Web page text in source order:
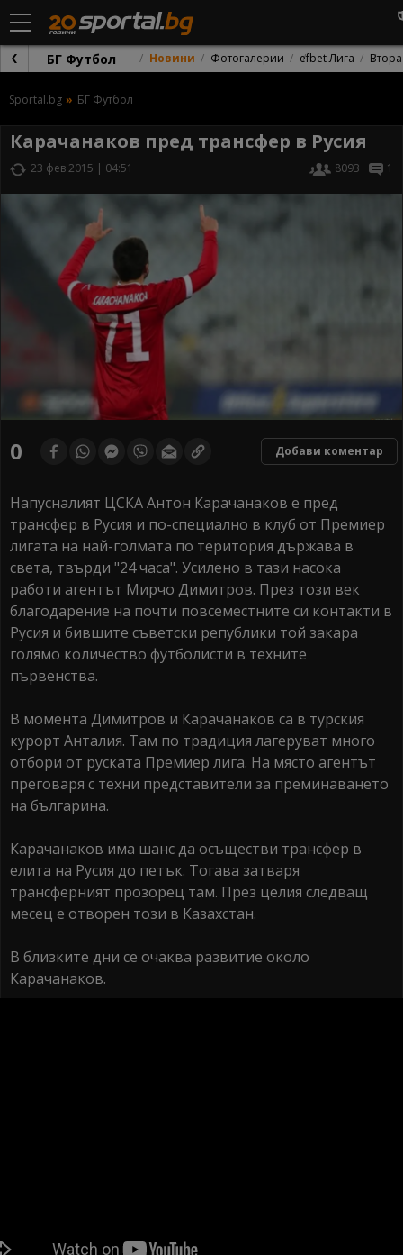
БГ Футбол Новини Фотогалерии efbet Лига
Sportal.bg БГ Футбол
Карачанаков пред трансфер в Русия
23 фев 2015 | 04:51 8093 1
0 Добави коментар
Напусналият ЦСКА Антон Карачанаков е пред
трансфер в Русия и по-специално в клуб от Премиер
лигата на най-голмата по територия държава в
света, твърди "24 часа". Усилено в тази насока
работи агентът Мирчо Димитров. През този век
благодарение на почти повсеместните си контакти в
Русия и бившите съветски републики той закара
голямо количество футболисти в техните
първенства.
В момента Димитров и Карачанаков са в турския
курорт Анталия. Там по традиция лагеруват много
отбори от руската Премиер лига. На място агентът
преговаря с техни представители за преминаването
на българина.
Карачанаков има шанс да осъществи трансфер в
елита на Русия до петък. Тогава затваря
трансферният прозорец там. През целия следващ
месец е отворен този в Казахстан.
В близките дни се очаква развитие около
Карачанаков.